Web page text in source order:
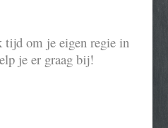
om je eigen regie in
je er graag bij!